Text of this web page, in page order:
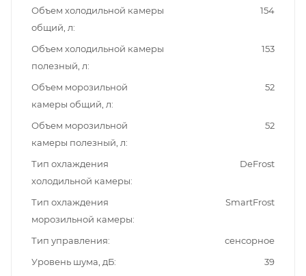
Объем холодильной камеры
общий, л
154
Объем холодильной камеры
полезный, л
153
Объем морозильной
камеры общий, л
52
Объем морозильной
камеры полезный, л
52
Тип охлаждения
холодильной камеры
DeFrost
Тип охлаждения
морозильной камеры
SmartFrost
Тип управления
сенсорное
Уровень шума, дБ
39